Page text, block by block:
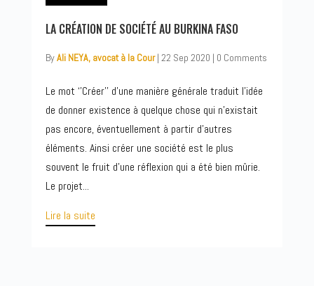
LA CRÉATION DE SOCIÉTÉ AU BURKINA FASO
ByAli NEYA, avocat à la Cour| 22 Sep 2020 | 0 Comments
Le mot ‘’Créer’’ d’une manière générale traduit l’idée
de donner existence à quelque chose qui n’existait
pas encore, éventuellement à partir d’autres
éléments. Ainsi créer une société est le plus
souvent le fruit d’une réflexion qui a été bien mûrie.
Le projet...
Lire la suite